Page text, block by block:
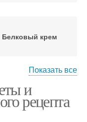
Белковый крем
Ванильный крем
Показать все
и
рецепта